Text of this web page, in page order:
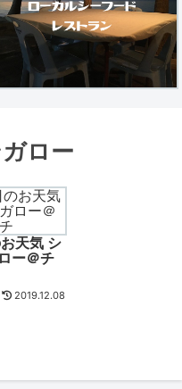
ロー
天気 シ
ー＠チ
2019.12.08